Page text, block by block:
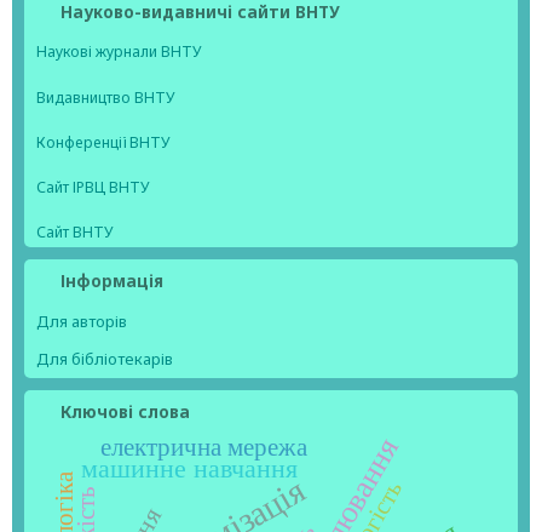
Науково-видавничі сайти ВНТУ
Наукові журнали ВНТУ
Видавництво ВНТУ
Конференції ВНТУ
Сайт ІРВЦ ВНТУ
Сайт ВНТУ
Інформація
Для авторів
Для бібліотекарів
Ключові слова
машинне навчання
електрична мережа